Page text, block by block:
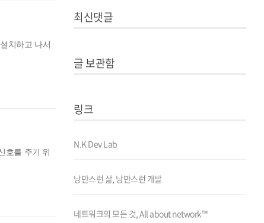
치하고 나서
호를 주기 위
최신댓글
글 보관함
링크
N.K Dev Lab
낭만스런 삶, 낭만스런 개발
네트워크의 모든 것, All about network™